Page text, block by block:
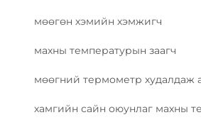
мөөгөн хэмийн хэмжигч
махны температурын заагч
мөөгний термометр худалдаж
хамгийн сайн оюунлаг махны